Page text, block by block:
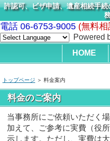
許認可、ビザ申請、遺産相続手
電話 06-6753-9005 (無料
Powered
HOME
トップページ ＞ 料金案内
料金のご案内
当事務所にご依頼いただく
加えて、ご参考に実費（役
示します。ただし、実費は